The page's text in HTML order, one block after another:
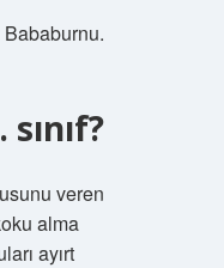
veren
alma
ayırt